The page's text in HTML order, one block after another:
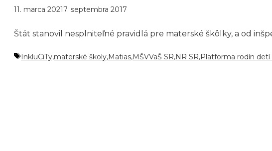
11. marca 20217. septembra 2017
Štát stanovil nesplniteľné pravidlá pre materské škôlky, a od
Značky
InkluCiTy,materské školy,Matias,MŠVVaŠ SR,NR SR,Platforma rodín detí